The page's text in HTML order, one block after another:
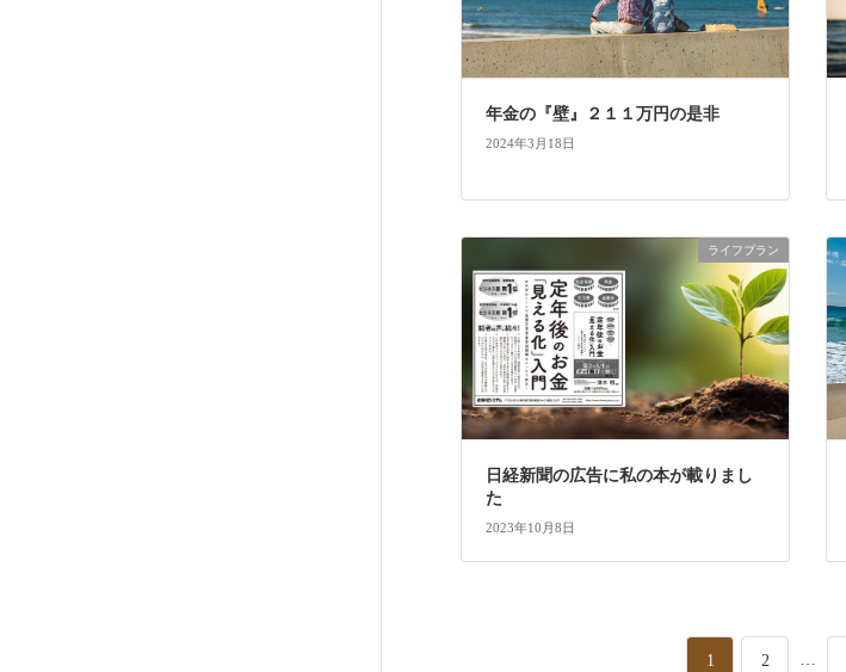
年金の『壁』２１１万円の是非
2024年3月18日
ライフプラン
日経新聞の広告に私の本が載りまし
た
2023年10月8日
ペ
1 ペ
2